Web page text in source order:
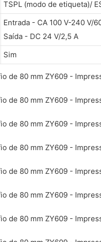
TSPL (modo de etiqueta)/
Entrada - CA 100 V-240 V/
Saída - DC 24 V/2,5 A
Sim